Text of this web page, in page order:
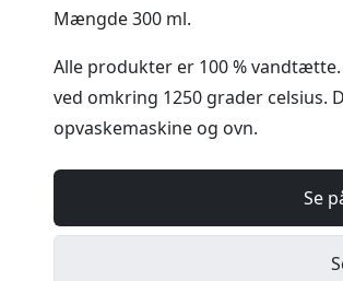
Mængde 300 ml.
Alle produkter er 100 %
ved omkring 1250 grader celsius.
opvaskemaskine og ovn.
Se